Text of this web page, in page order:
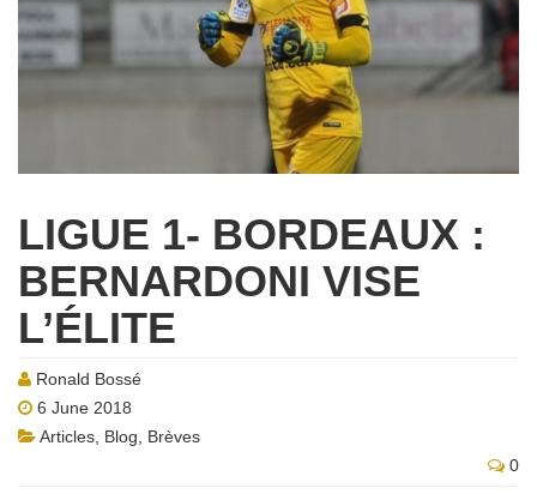
LIGUE 1- BORDEAUX :
BERNARDONI VISE
L’ÉLITE
Ronald Bossé
6 June 2018
Articles Blog
Brèves
0